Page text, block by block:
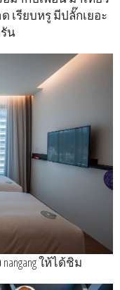
เรียบหรู มีปลั๊กเยอะ
น
ให้ได้ชิม